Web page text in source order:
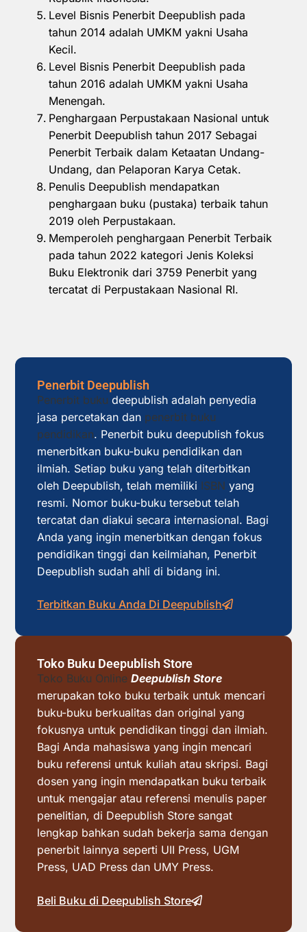
Level Bisnis Penerbit Deepublish pada
tahun 2014 adalah UMKM yakni Usaha
Kecil.
Level Bisnis Penerbit Deepublish pada
tahun 2016 adalah UMKM yakni Usaha
Menengah.
Penghargaan Perpustakaan Nasional untuk
Penerbit Deepublish tahun 2017 Sebagai
Penerbit Terbaik dalam Ketaatan Undang-
Undang, dan Pelaporan Karya Cetak.
Penulis Deepublish mendapatkan
penghargaan buku (pustaka) terbaik tahun
2019 oleh Perpustakaan.
Memperoleh penghargaan Penerbit Terbaik
pada tahun 2022 kategori Jenis Koleksi
Buku Elektronik dari 3759 Penerbit yang
tercatat di Perpustakaan Nasional RI.
Penerbit Deepublish
Penerbit buku deepublish adalah penyedia
jasa percetakan dan penerbit buku
pendidikan. Penerbit buku deepublish fokus
menerbitkan buku-buku pendidikan dan
ilmiah. Setiap buku yang telah diterbitkan
oleh Deepublish, telah memiliki ISBN yang
resmi. Nomor buku-buku tersebut telah
tercatat dan diakui secara internasional. Bagi
Anda yang ingin menerbitkan dengan fokus
pendidikan tinggi dan keilmiahan, Penerbit
Deepublish sudah ahli di bidang ini.
Terbitkan Buku Anda Di Deepublish
Toko Buku Deepublish Store
Toko Buku Online Deepublish Store
merupakan toko buku terbaik untuk mencari
buku-buku berkualitas dan original yang
fokusnya untuk pendidikan tinggi dan ilmiah.
Bagi Anda mahasiswa yang ingin mencari
buku referensi untuk kuliah atau skripsi. Bagi
dosen yang ingin mendapatkan buku terbaik
untuk mengajar atau referensi menulis paper
penelitian, di Deepublish Store sangat
lengkap bahkan sudah bekerja sama dengan
penerbit lainnya seperti UII Press, UGM
Press, UAD Press dan UMY Press.
Beli Buku di Deepublish Store